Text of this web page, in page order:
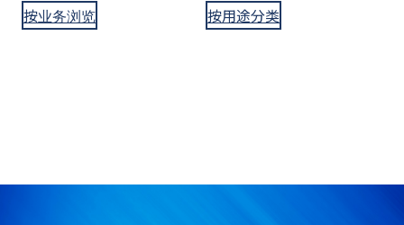
按业务浏览 按用途分类